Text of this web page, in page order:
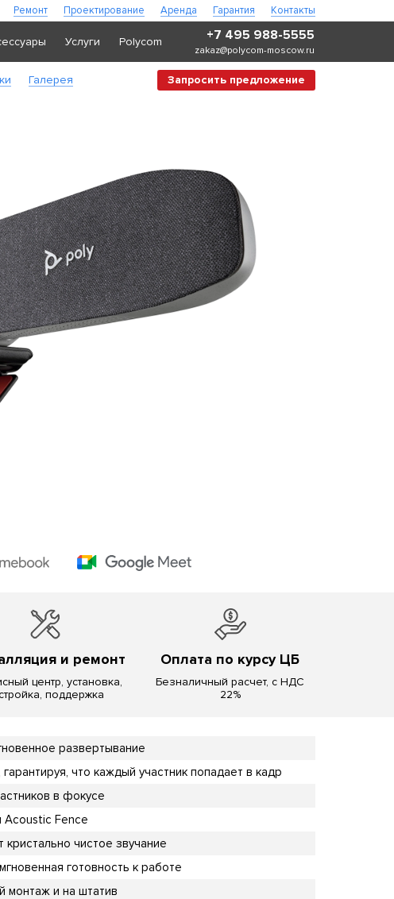
Ремонт Проектирование Аренда Гарантия Контакты
Услуги Polycom +7 495 988-5555
zakaz@polycom-moscow.ru
Галерея Запросить предложение
и ремонт
центр, установка,
поддержка
Оплата по курсу ЦБ
Безналичный расчет, с НДС
22%
развертывание
что каждый участник попадает в кадр
в фокусе
Acoustic Fence
чистое звучание
готовность к работе
монтаж и на штатив